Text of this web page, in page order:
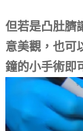
但若是凸肚臍
意美觀，也可
鐘的小手術即